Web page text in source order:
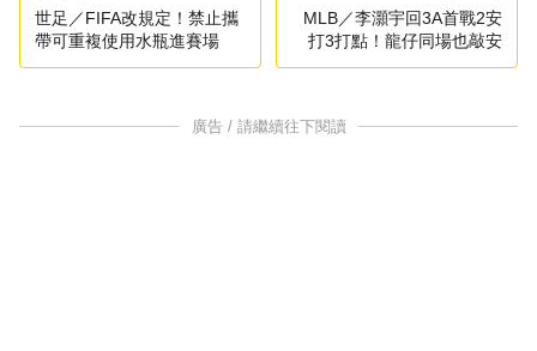
世足／FIFA改規定！禁止攜
帶可重複使用水瓶進賽場
MLB／李灝宇回3A首戰2安
打3打點！龍仔同場也敲安
廣告 / 請繼續往下閱讀